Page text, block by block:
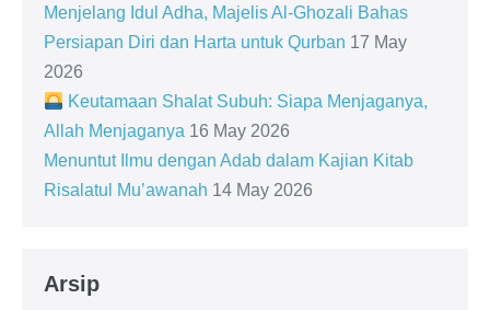
Menjelang Idul Adha, Majelis Al-Ghozali Bahas
Persiapan Diri dan Harta untuk Qurban 17 May
2026
Keutamaan Shalat Subuh: Siapa Menjaganya,
Allah Menjaganya 16 May 2026
Menuntut Ilmu dengan Adab dalam Kajian Kitab
Risalatul Mu’awanah 14 May 2026
Arsip